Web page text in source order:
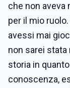
che non aveva
per il mio
avessi mai
non sarei stata
storia in
conoscenza,